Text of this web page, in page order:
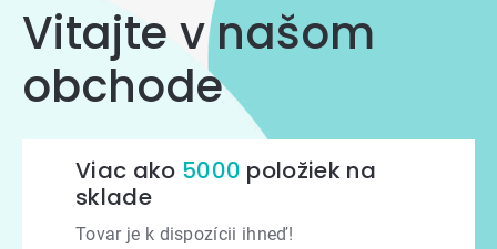
Vitajte v našom
obchode
Viac ako 5000 položiek na
sklade
Tovar je k dispozícii ihneď!